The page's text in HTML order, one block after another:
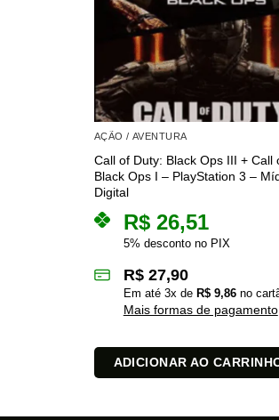
AÇÃO / AVENTURA
Call of Duty: Black Ops III + Call
Black Ops I – PlayStation 3 –
Digital
R$26,51
5% desconto no PIX
R$27,90
Em até 3x de R$9,86no
Mais formas de pagamento
ADICIONAR AO